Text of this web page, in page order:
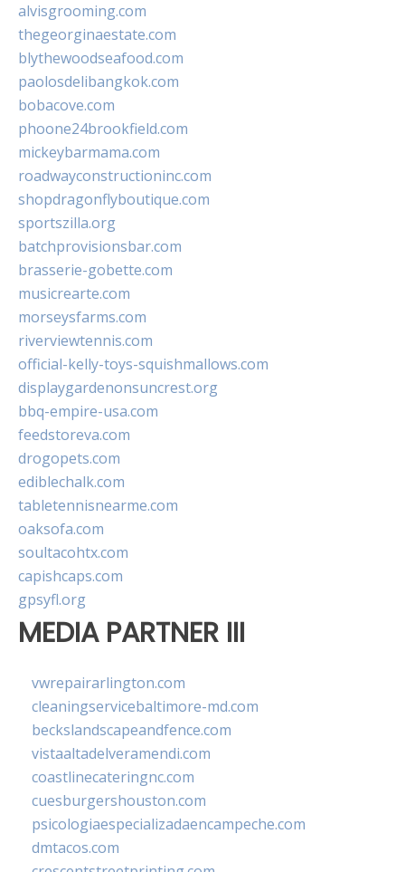
alvisgrooming.com
thegeorginaestate.com
blythewoodseafood.com
paolosdelibangkok.com
bobacove.com
phoone24brookfield.com
mickeybarmama.com
roadwayconstructioninc.com
shopdragonflyboutique.com
sportszilla.org
batchprovisionsbar.com
brasserie-gobette.com
musicrearte.com
morseysfarms.com
riverviewtennis.com
official-kelly-toys-squishmallows.com
displaygardenonsuncrest.org
bbq-empire-usa.com
feedstoreva.com
drogopets.com
ediblechalk.com
tabletennisnearme.com
oaksofa.com
soultacohtx.com
capishcaps.com
gpsyfl.org
MEDIA PARTNER III
vwrepairarlington.com
cleaningservicebaltimore-md.com
beckslandscapeandfence.com
vistaaltadelveramendi.com
coastlinecateringnc.com
cuesburgershouston.com
psicologiaespecializadaencampeche.com
dmtacos.com